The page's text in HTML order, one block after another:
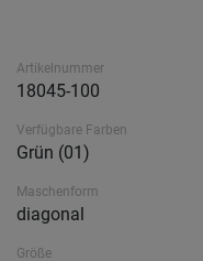
Artikelnummer
18045-100
Verfügbare Farben
Grün (01)
Maschenform
diagonal
Größe